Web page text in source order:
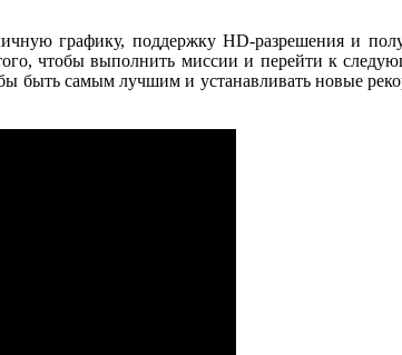
графику, поддержку HD-разрешения и
чтобы выполнить миссии и перейти к
быть самым лучшим и устанавливать новые